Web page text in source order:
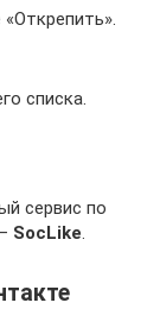
списка.
сервис по
SocLike.